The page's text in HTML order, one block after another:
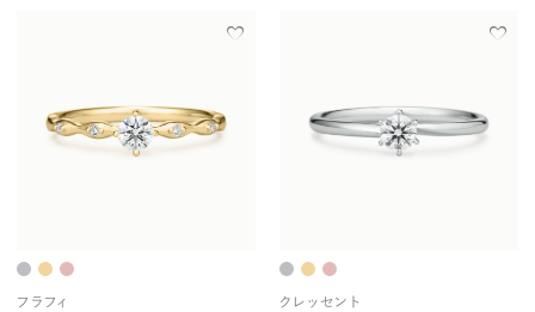
フラフィ
クレッセント